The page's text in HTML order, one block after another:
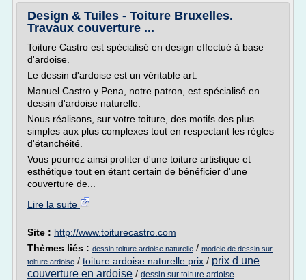
Design & Tuiles - Toiture Bruxelles.
Travaux couverture ...
Toiture Castro est spécialisé en design effectué à base
d'ardoise.
Le dessin d'ardoise est un véritable art.
Manuel Castro y Pena, notre patron, est spécialisé en
dessin d'ardoise naturelle.
Nous réalisons, sur votre toiture, des motifs des plus
simples aux plus complexes tout en respectant les règles
d'étanchéité.
Vous pourrez ainsi profiter d'une toiture artistique et
esthétique tout en étant certain de bénéficier d'une
couverture de...
Lire la suite
Site : http://www.toiturecastro.com
Thèmes liés : dessin toiture ardoise naturelle / modele de dessin sur
toiture ardoise / toiture ardoise naturelle prix / prix d une
couverture en ardoise / dessin sur toiture ardoise